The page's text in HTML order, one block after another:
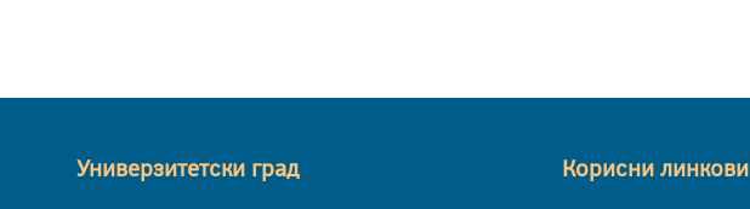
Универзитетски град Корисни линкови